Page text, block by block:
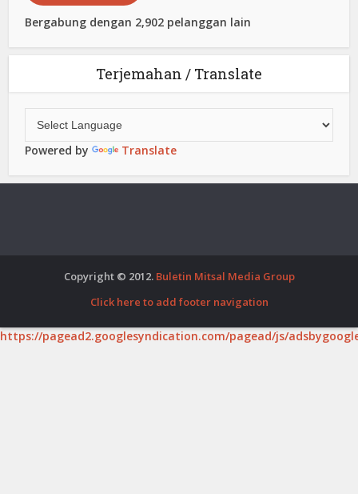
Bergabung dengan 2,902 pelanggan lain
Terjemahan / Translate
Powered by Translate
Copyright © 2012. Buletin Mitsal Media Group
Click here to add footer navigation
https://pagead2.googlesyndication.com/pagead/js/